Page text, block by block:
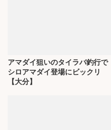
アマダイ狙いのタイラバ釣行で
シロアマダイ登場にビックリ
【大分】